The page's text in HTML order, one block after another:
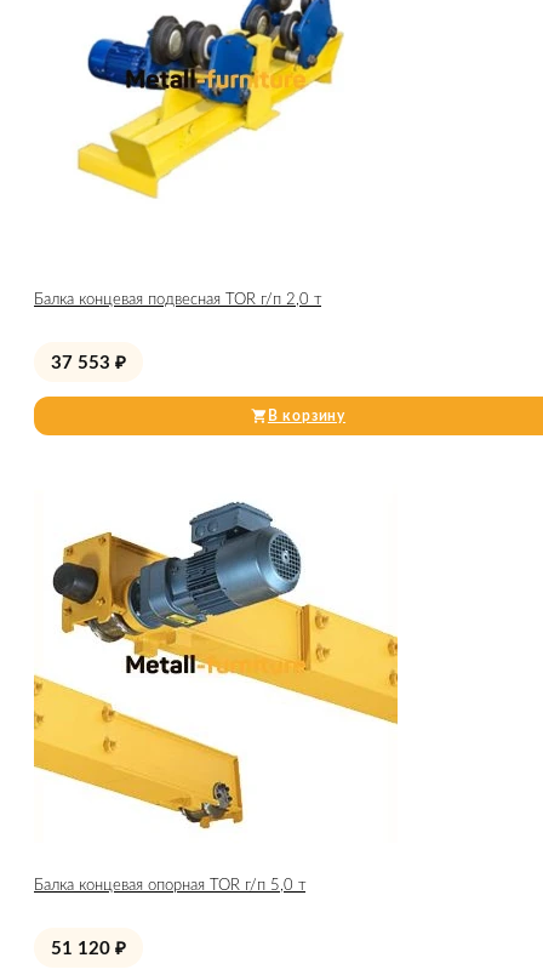
Балка концевая подвесная TOR г/п 2,0 т
37 553 ₽
В корзину
Балка концевая опорная TOR г/п 5,0 т
51 120 ₽